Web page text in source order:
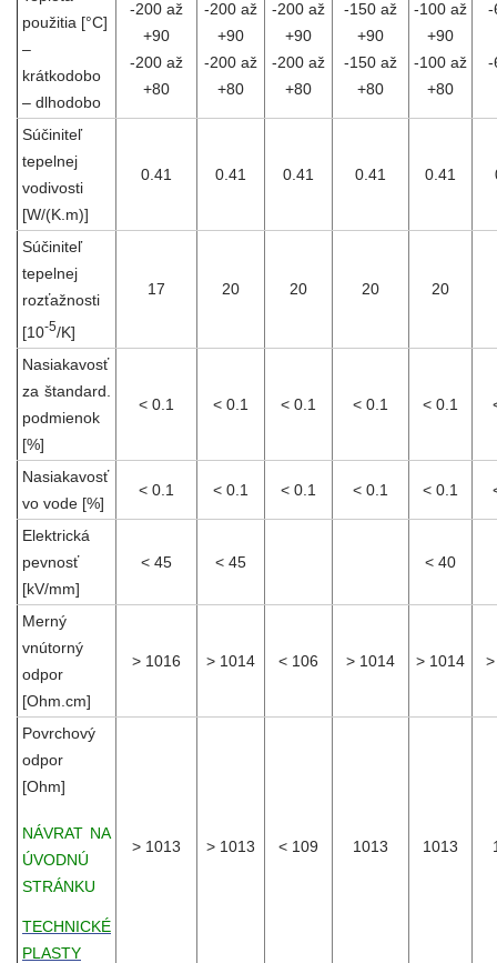
použitia [°C]
–
krátkodobo
– dlhodobo
-200 až
+90
-200 až
+80
-200 až
+90
-200 až
+80
-200 až
+90
-200 až
+80
-150 až
+90
-150 až
+80
-100 až
+90
-100 až
+80
-
-
Súčiniteľ
tepelnej
vodivosti
[W/(K.m)]
0.41 0.41 0.41 0.41 0.41
Súčiniteľ
tepelnej
rozťažnosti
[10-5/K]
17 20 20 20 20
Nasiakavosť
za štandard.
podmienok
[%]
< 0.1 < 0.1 < 0.1 < 0.1 < 0.1
Nasiakavosť
vo vode [%]
< 0.1 < 0.1 < 0.1 < 0.1 < 0.1
Elektrická
pevnosť
[kV/mm]
< 45 < 45 < 40
Merný
vnútorný
odpor
[Ohm.cm]
> 1016 > 1014 < 106 > 1014 > 1014
Povrchový
odpor
[Ohm]
NÁVRAT NA
ÚVODNÚ
STRÁNKU
TECHNICKÉ
PLASTY
> 1013 > 1013 < 109 1013 1013